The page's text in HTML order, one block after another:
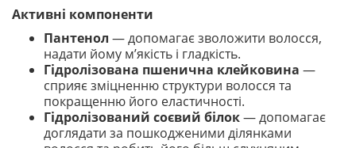
Активні компоненти
Пантенол — допомагає зволожити волосся,
надати йому м’якість і гладкість.
Гідролізована пшенична клейковина —
сприяє зміцненню структури волосся та
покращенню його еластичності.
Гідролізований соєвий білок— допомагає
доглядати за пошкодженими ділянками